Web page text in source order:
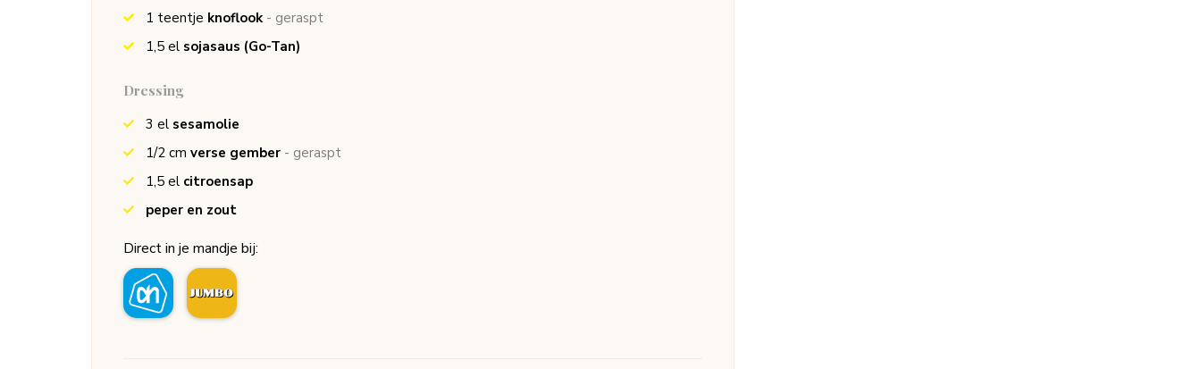
1 teentje knoflook - geraspt
1,5 el sojasaus (Go-Tan)
Dressing
3 el sesamolie
1/2 cm verse gember - geraspt
1,5 el citroensap
peper en zout
Direct in je mandje bij: